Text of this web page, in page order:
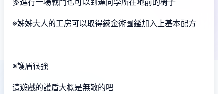
※姊姊大人的工房可以取得鍊金術圖鑑加入上基本配方
※護盾很強
這遊戲的護盾大概是無敵的吧